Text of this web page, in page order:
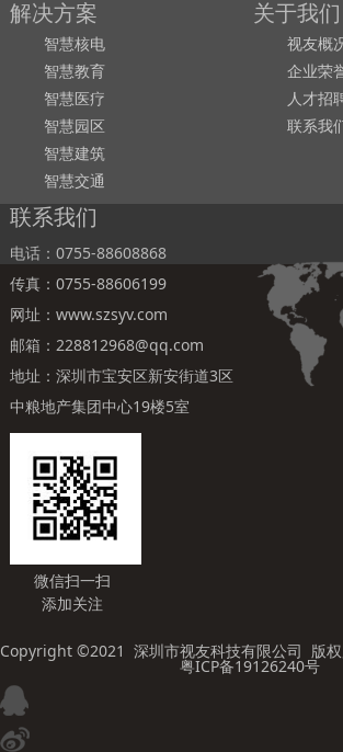
解决方案
智慧核电
智慧教育
智慧医疗
智慧园区
智慧建筑
智慧交通
视友概
企业荣
人才招
联系我
关于我们
联系我们
电话：0755-88608868
传真：0755-88606199
网址：www.szsyv.com
邮箱：228812968@qq.com
地址：深圳市宝安区新安街道3区
中粮地产集团中心19楼5室
微信扫一扫
添加关注
Copyright ©2021 深圳市视友科技有
粤ICP备19126240号